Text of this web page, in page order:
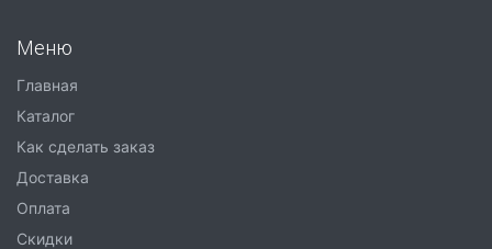
Меню
Главная
Каталог
Как сделать заказ
Доставка
Оплата
Скидки